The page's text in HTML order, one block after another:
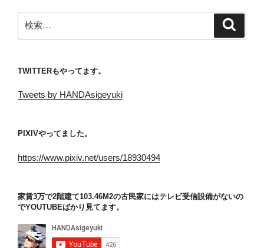
索:
TWITTERもやってます。
Tweets by HANDAsigeyuki
PIXIVやってました。
https://www.pixiv.net/users/18930494
家賃3万で2階建て103.46M2の古民家にはテレビ受信設備がないの
でYOUTUBEばかり見てます。